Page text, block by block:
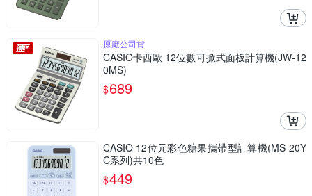
原廠公司貨
CASIO卡西歐 12位數可掀式面板計算機(JW-12
0MS)
$689
CASIO 12位元彩色糖果攜帶型計算機(MS-20Y
C系列)共10色
$449